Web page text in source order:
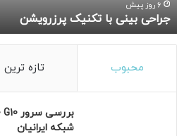
ی
ا
ت
ی
6 روز پیش
جراحی بینی با تکنیک پرزرویشن
محبوب تازه ترین
شبکه ایرانیان